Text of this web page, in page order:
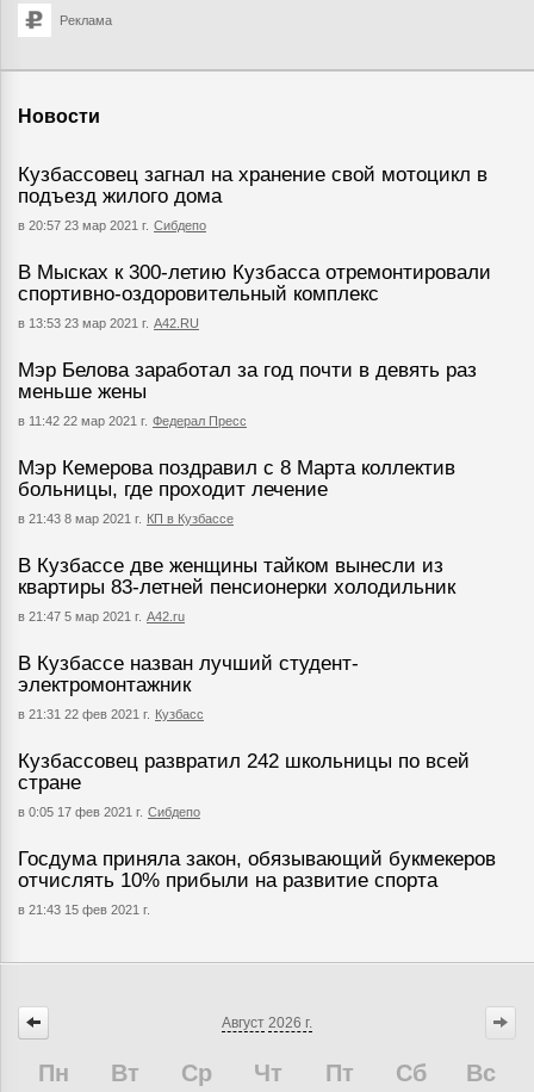
Реклама
Новости
Кузбассовец загнал на хранение свой мотоцикл в
подъезд жилого дома
в 20:57 23 мар 2021 г. Сибдепо
В Мысках к 300-летию Кузбасса отремонтировали
спортивно-оздоровительный комплекс
в 13:53 23 мар 2021 г. А42.RU
Мэр Белова заработал за год почти в девять раз
меньше жены
в 11:42 22 мар 2021 г. Федерал Пресс
Мэр Кемерова поздравил с 8 Марта коллектив
больницы, где проходит лечение
в 21:43 8 мар 2021 г. КП в Кузбассе
В Кузбассе две женщины тайком вынесли из
квартиры 83-летней пенсионерки холодильник
в 21:47 5 мар 2021 г. А42.ru
В Кузбассе назван лучший студент-
электромонтажник
в 21:31 22 фев 2021 г. Кузбасс
Кузбассовец развратил 242 школьницы по всей
стране
в 0:05 17 фев 2021 г. Сибдепо
Госдума приняла закон, обязывающий букмекеров
отчислять 10% прибыли на развитие спорта
в 21:43 15 фев 2021 г.
Август 2026 г.
Пн Вт Ср Чт Пт Сб Вс